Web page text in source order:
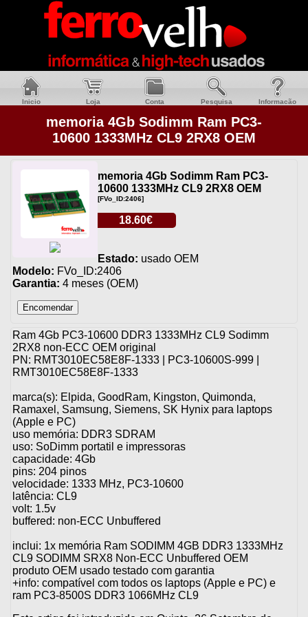
Inicio Loja Conta Pesquisa Informacão
memoria 4Gb Sodimm Ram PC3-
10600 1333MHz CL9 2RX8 OEM
memoria 4Gb Sodimm Ram PC3-
10600 1333MHz CL9 2RX8 OEM
[FVo_ID:2406]
18.60€
Estado: usado OEM
Modelo: FVo_ID:2406
Garantia: 4 meses (OEM)
Ram 4Gb PC3-10600 DDR3 1333MHz CL9 Sodimm
2RX8 non-ECC OEM original
PN: RMT3010EC58E8F-1333 | PC3-10600S-999 |
RMT3010EC58E8F-1333
marca(s): Elpida, GoodRam, Kingston, Quimonda,
Ramaxel, Samsung, Siemens, SK Hynix para laptops
(Apple e PC)
uso memória: DDR3 SDRAM
uso: SoDimm portatil e impressoras
capacidade: 4Gb
pins: 204 pinos
velocidade: 1333 MHz, PC3-10600
latência: CL9
volt: 1.5v
buffered: non-ECC Unbuffered
inclui: 1x memória Ram SODIMM 4GB DDR3 1333MHz
CL9 SODIMM SRX8 Non-ECC Unbuffered OEM
produto OEM usado testado com garantia
+info: compatível com todos os laptops (Apple e PC) e
ram PC3-8500S DDR3 1066MHz CL9